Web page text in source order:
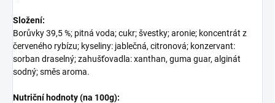
Složení:
Borůvky 39,5 %; pitná voda; cukr; švestky; aronie; koncentrát z
červeného rybízu; kyseliny: jablečná, citronová; konzervant:
sorban draselný; zahušťovadla: xanthan, guma guar, alginát
sodný; směs aroma.
Nutriční hodnoty (na 100g):